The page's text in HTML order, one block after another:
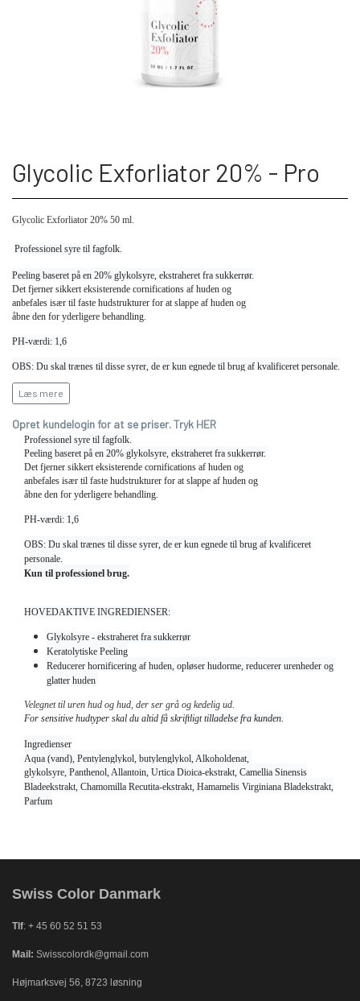
Glycolic Exforliator 20% - Pro
Glycolic Exforliator 20% 50 ml.
Professionel syre til fagfolk.
Peeling baseret på en 20% glykolsyre, ekstraheret fra sukkerrør.
Det fjerner sikkert eksisterende cornifications af huden og
anbefales især til faste hudstrukturer for at slappe af huden og
åbne den for yderligere behandling.
PH-værdi: 1,6
OBS: Du skal trænes til disse syrer, de er kun egnede til brug af kvalificeret personale.
Kun til professionel brug.
Læs mere
Opret kundelogin for at se priser. Tryk HER
Professionel syre til fagfolk.
Peeling baseret på en 20% glykolsyre, ekstraheret fra sukkerrør.
Det fjerner sikkert eksisterende cornifications af huden og
anbefales især til faste hudstrukturer for at slappe af huden og
åbne den for yderligere behandling.
PH-værdi: 1,6
OBS: Du skal trænes til disse syrer, de er kun egnede til brug af kvalificeret
personale.
Kun til professionel brug.
HOVEDAKTIVE INGREDIENSER:
Glykolsyre - ekstraheret fra sukkerrør
Keratolytiske Peeling
Reducerer hornificering af huden, opløser hudorme, reducerer urenheder og
glatter huden
Velegnet til uren hud og hud, der ser grå og kedelig ud.
For sensitive hudtyper skal du altid få skriftligt tilladelse fra kunden.
Ingredienser
Aqua (vand), Pentylenglykol, butylenglykol, Alkoholdenat,
glykolsyre, Panthenol, Allantoin, Urtica Dioica-ekstrakt, Camellia Sinensis
Bladeekstrakt, Chamomilla Recutita-ekstrakt, Hamamelis Virginiana Bladekstrakt,
Parfum
Swiss Color Danmark
Tlf: + 45 60 52 51 53
Mail: Swisscolordk@gmail.com
Højmarksvej 56, 8723 løsning